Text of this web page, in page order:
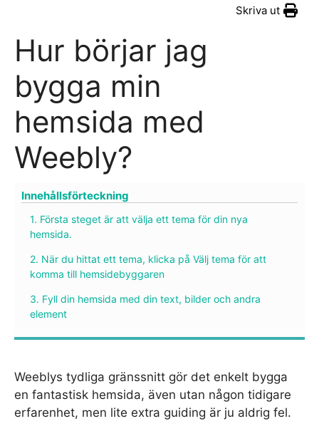
Skriva ut
Hur börjar jag
bygga min
hemsida med
Weebly?
Innehållsförteckning
1. Första steget är att välja ett tema för din nya
hemsida.
2. När du hittat ett tema, klicka på Välj tema för att
komma till hemsidebyggaren
3. Fyll din hemsida med din text, bilder och andra
element
Weeblys tydliga gränssnitt gör det enkelt bygga
en fantastisk hemsida, även utan någon tidigare
erfarenhet, men lite extra guiding är ju aldrig fel.